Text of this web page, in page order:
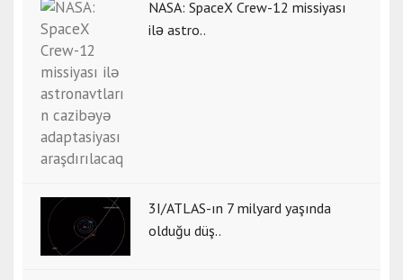
NASA: SpaceX Crew-12 missiyası
ilə astro..
3I/ATLAS-ın 7 milyard yaşında
olduğu düş..